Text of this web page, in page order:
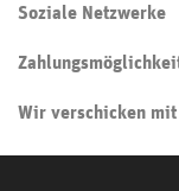
Soziale Netzwerke
Wir verschicken mit